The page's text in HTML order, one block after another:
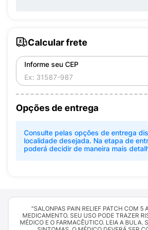
Calcular frete
Informe seu CEP
Opções de entrega
Consulte pelas opções de entrega
localidade desejada. Na etapa de
poderá decidir de maneira mais
"SALONPAS PAIN RELIEF PATCH COM 5
MEDICAMENTO. SEU USO PODE TRAZER
MÉDICO E O FARMACÊUTICO. LEIA A BULA.